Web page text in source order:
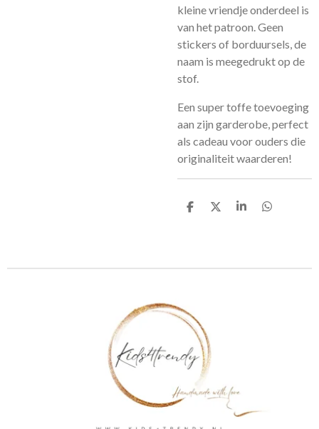
kleine vriendje onderdeel is
van het patroon. Geen
stickers of borduursels, de
naam is meegedrukt op de
stof.
Een super toffe toevoeging
aan zijn garderobe, perfect
als cadeau voor ouders die
originaliteit waarderen!
D
D
S
D